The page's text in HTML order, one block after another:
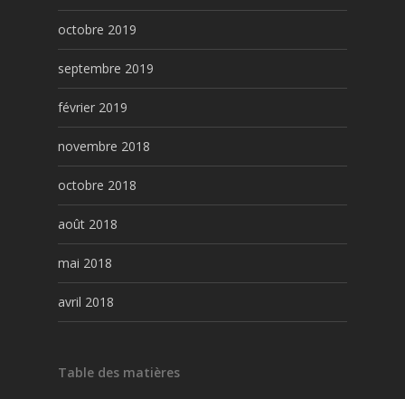
octobre 2019
septembre 2019
février 2019
novembre 2018
octobre 2018
août 2018
mai 2018
avril 2018
Table des matières